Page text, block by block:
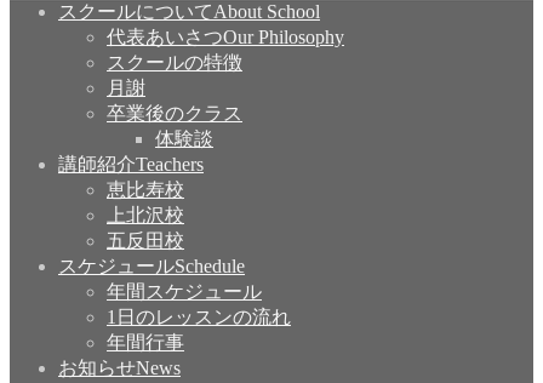
スクールについてAbout School
代表あいさつOur Philosophy
スクールの特徴
月謝
卒業後のクラス
体験談
講師紹介Teachers
恵比寿校
上北沢校
五反田校
スケジュールSchedule
年間スケジュール
1日のレッスンの流れ
年間行事
お知らせNews